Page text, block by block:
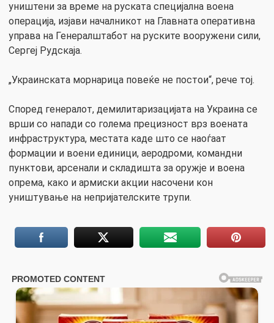
уништени за време на руската специјална воена
операција, изјави началникот на Главната оперативна
управа на Генералштабот на руските вооружени сили,
Сергеј Рудскаја.
„Украинската морнарица повеќе не постои“, рече тој.
Според генералот, демилитаризацијата на Украина се
врши со напади со голема прецизност врз воената
инфраструктура, местата каде што се наоѓаат
формации и воени единици, аеродроми, командни
пунктови, арсенали и складишта за оружје и воена
опрема, како и армиски акции насочени кон
уништување на непријателските трупи.